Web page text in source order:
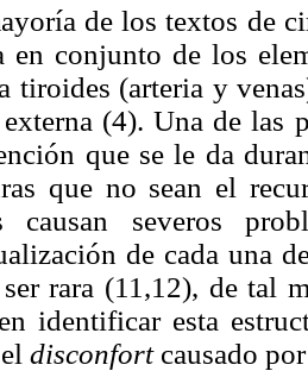
de los textos de
en conjunto de los
tiroides (arteria y
(4). Una de las
que se le da
que no sean el
causan severos
de cada una
rara (11,12), de tal
identificar esta
disconfortcausado